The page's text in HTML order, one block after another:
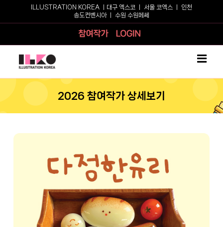
ILLUSTRATION KOREA ㅣ 대구 엑스코 서울 코엑스
인천
송도컨벤시아ㅣ 수원 수원메쎄
참여작가
2026 참여작가 상세보기